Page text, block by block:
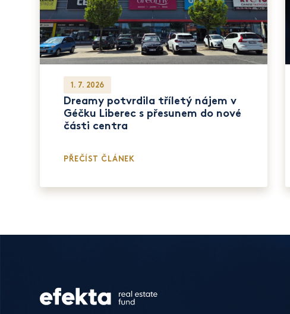
1. 7. 2026
Dreamy potvrdila tříletý nájem v
Géčku Liberec s přesunem do nové
části centra
PŘEČÍST ČLÁNEK